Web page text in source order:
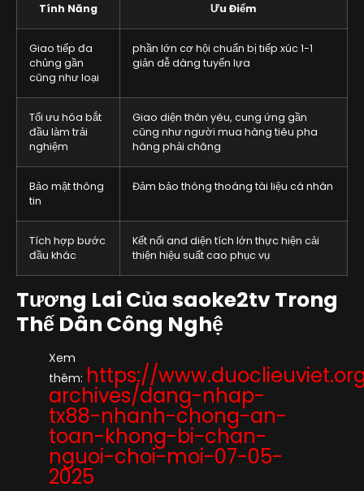
Tính Năng Ưu Điểm
Giao tiếp đa
chủng gần
cũng như loại
phần lớn cơ hội chuẩn bị tiếp xúc 1-1
giản dễ dàng tuyển lựa
Tối ưu hóa bắt
đầu làm trải
nghiệm
Giao diện thân yêu, cung ứng gần
cũng như người mua hàng tiêu pha
hàng phải chăng
Bảo mật thông
tin
Đảm bảo thông thoáng tài liệu cá nhân
Tích hợp bước
đầu khác
Kết nối and diện tích lớn thực hiện cải
thiện hiệu suất cao phục vụ
Tương Lai Của saoke2tv Trong
Thế Dân Công Nghệ
Xem
thêm: https://
archives/dang-nhap-
tx88-nhanh-chong-an-
toan-khong-bi-chan-
nguoi-choi-moi-07-05-
2025